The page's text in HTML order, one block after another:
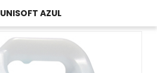
UNISOFT AZUL